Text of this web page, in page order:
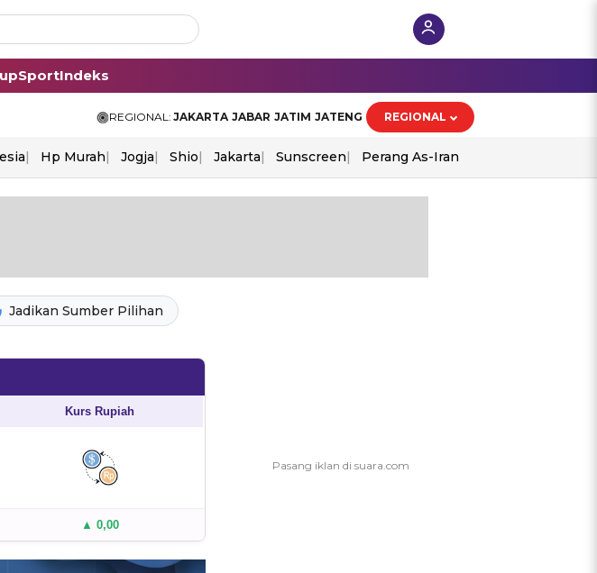
SportIndeks
REGIONAL: JAKARTA JABAR JATIM JATENG REGIONAL
Hp Murah Jogja Shio Jakarta Sunscreen Perang As-Iran
Jadikan Sumber Pilihan
Kurs Rupiah
▲ 0,00